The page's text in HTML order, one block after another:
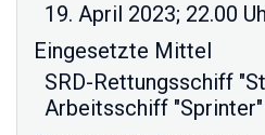
19. April 2023; 22.00
Eingesetzte Mittel
SRD-Rettungsschiff
Arbeitsschiff "Sprinter"